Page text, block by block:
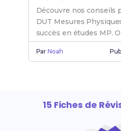
Découvre nos conseils
DUT Mesures
succès en études MP.
chances de réussite en
dès maintenant.
ParNoah
15 Fiches de